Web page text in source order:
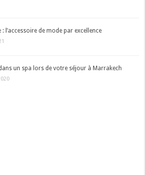
: l’accessoire de mode par excellence
un spa lors de votre séjour à Marrakech